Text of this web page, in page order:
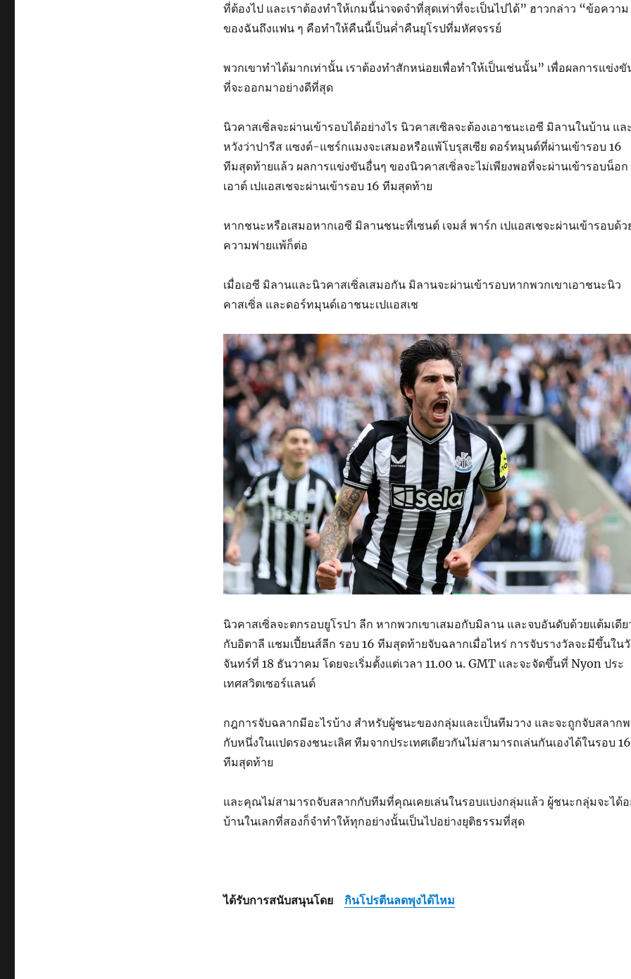
ที่ต้องไป และเราต้องทำให้เกมนี้น่าจดจำที่สุดเท่าที่จะเป็นไปได้” ฮาวกล่าว “ข้อความ
ของฉันถึงแฟน ๆ คือทำให้คืนนี้เป็นค่ำคืนยุโรปที่มหัศจรรย์
พวกเขาทำได้มากเท่านั้น เราต้องทำสักหน่อยเพื่อทำให้เป็นเช่นนั้น” เพื่อผลการแข่งขั
ที่จะออกมาอย่างดีที่สุด
นิวคาสเซิ่ลจะผ่านเข้ารอบได้อย่างไร นิวคาสเซิลจะต้องเอาชนะเอซี มิลานในบ้าน แล
หวังว่าปารีส แซงต์-แชร์กแมงจะเสมอหรือแพ้โบรุสเซีย ดอร์ทมุนด์ที่ผ่านเข้ารอบ 16
ทีมสุดท้ายแล้ว ผลการแข่งขันอื่นๆ ของนิวคาสเซิ่ลจะไม่เพียงพอที่จะผ่านเข้ารอบน็อก
เอาต์ เปแอสเชจะผ่านเข้ารอบ 16 ทีมสุดท้าย
หากชนะหรือเสมอหากเอซี มิลานชนะที่เซนต์ เจมส์ พาร์ก เปแอสเชจะผ่านเข้ารอบด้ว
ความพ่ายแพ้ก็ต่อ
เมื่อเอซี มิลานและนิวคาสเซิ่ลเสมอกัน มิลานจะผ่านเข้ารอบหากพวกเขาเอาชนะนิว
คาสเซิ่ล และดอร์ทมุนด์เอาชนะเปแอสเช
นิวคาสเซิ่ลจะตกรอบยูโรปา ลีก หากพวกเขาเสมอกับมิลาน และจบอันดับด้วยแต้มเดีย
กับอิตาลี แชมเปี้ยนส์ลีก รอบ 16 ทีมสุดท้ายจับฉลากเมื่อไหร่ การจับรางวัลจะมีขึ้นใน
จันทร์ที่ 18 ธันวาคม โดยจะเริ่มตั้งแต่เวลา 11.00 น. GMT และจะจัดขึ้นที่ Nyon ประ
เทศสวิตเซอร์แลนด์
กฎการจับฉลากมีอะไรบ้าง สำหรับผู้ชนะของกลุ่มและเป็นทีมวาง และจะถูกจับสลาก
กับหนึ่งในแปดรองชนะเลิศ ทีมจากประเทศเดียวกันไม่สามารถเล่นกันเองได้ในรอบ 16
ทีมสุดท้าย
และคุณไม่สามารถจับสลากกับทีมที่คุณเคยเล่นในรอบแบ่งกลุ่มแล้ว ผู้ชนะกลุ่มจะได้
บ้านในเลกที่สองก็จำทำให้ทุกอย่างนั้นเป็นไปอย่างยุติธรรมที่สุด
ได้รับการสนับสนุนโดย กินโปรตีนลดพุงได้ไหม